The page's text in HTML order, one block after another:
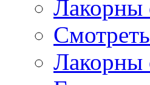
Лакорны
Лакорны